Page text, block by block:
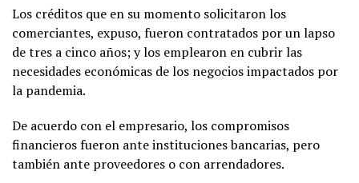
Los créditos que en su momento solicitaron los
comerciantes, expuso, fueron contratados por un lapso
de tres a cinco años; y los emplearon en cubrir las
necesidades económicas de los negocios impactados por
la pandemia.
De acuerdo con el empresario, los compromisos
financieros fueron ante instituciones bancarias, pero
también ante proveedores o con arrendadores.